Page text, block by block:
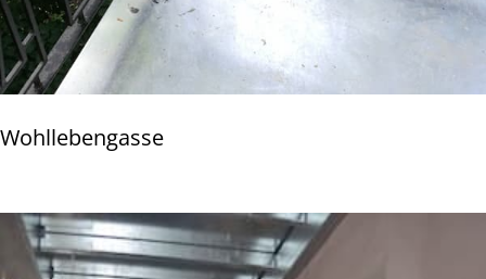
Wohllebengasse